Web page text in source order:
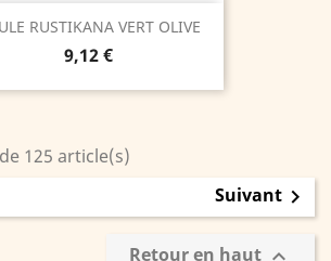
RUSTIKANA VERT OLIVE
Prix
9,12 €
125 article(s)
Suivant 
Retour en haut